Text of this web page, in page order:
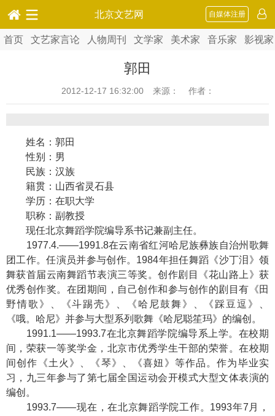
北京文艺网 自媒体注册
首页 文艺家言论 人物周刊 文学家 美术家 音乐家 影视家
郭田
2012-12-17 16:32:00 来源： 作者：
姓名：郭田
性别：男
民族：汉族
籍贯：山西省灵石县
学历：在职大学
职称：副教授
现任北京舞蹈学院编导系书记兼副主任。
1977.4.——1991.8在云南省红河哈尼族彝族自治州歌舞
团工作。任演员并参与创作。1984年担任舞蹈《沙丁泪》领
舞获首届云南舞蹈节表演三等奖。创作剧目《花山路上》获
优秀创作奖。在团期间，自己创作和参与创作的剧目有《田
野情歌》、《斗踢壳》、《哈尼鼓舞》、《踩豆逗》、
《哦。哈尼》并参与大型系列歌舞《哈尼聪笙玛》的编创。
1991.1——1993.7在北京舞蹈学院编导系上学。在校期
间，荣获一等奖学金，北京市优秀学生干部的荣誉。在校期
间创作《土火》、《琴》、《喜妞》等作品。作为毕业实
习，九三年参与了第七届全国运动会开模式大型文体表演的
编创。
1993.7——现在，在北京舞蹈学院工作。1993年7月，